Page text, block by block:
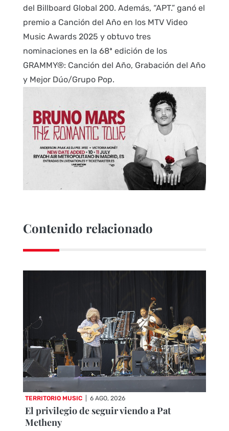
del Billboard Global 200. Además, “APT.” ganó el
premio a Canción del Año en los MTV Video
Music Awards 2025 y obtuvo tres
nominaciones en la 68ª edición de los
GRAMMY®: Canción del Año, Grabación del Año
y Mejor Dúo/Grupo Pop.
Contenido relacionado
TERRITORIO MUSIC 6 AGO, 2026
El privilegio de seguir viendo a Pat
Metheny